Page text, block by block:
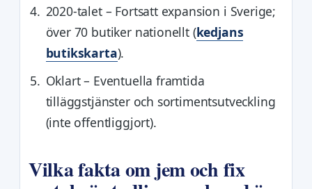
2020-talet– Fortsatt expansion i Sverige;
över 70 butiker nationellt (kedjans
butikskarta).
Oklart– Eventuella framtida
tilläggstjänster och sortimentsutveckling
(inte offentliggjort).
Vilka fakta om jem och fix